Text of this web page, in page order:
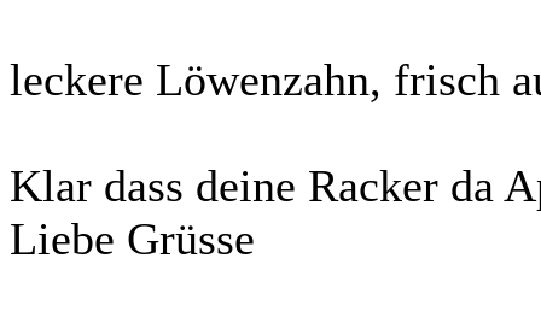
leckere Löwenzahn, frisch
Klar dass deine Racker da
Liebe Grüsse